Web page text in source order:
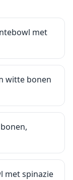
met
witte bonen
met spinazie